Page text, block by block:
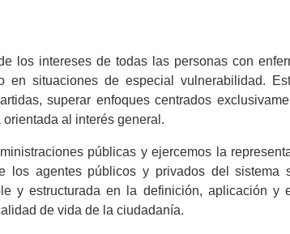
los intereses de todas las personas con
en situaciones de especial vulnerabilidad.
superar enfoques centrados
al interés general.
públicas y ejercemos la
los agentes públicos y privados del sistema
y estructurada en la definición, aplicación y
de vida de la ciudadanía.